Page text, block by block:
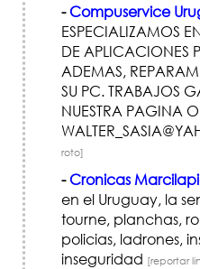
-Compuservice
ESPECIALIZAMOS
DE APLICACIONES
ADEMAS,
SU PC. TRABAJOS
NUESTRA PAGINA
roto]
-Cronicas
en el Uruguay, la
tourne, planchas,
policias, ladrones,
inseguridad [reportar